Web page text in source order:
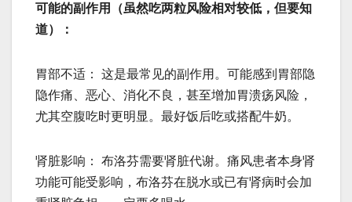
可能的副作用（虽然吃两粒风险相对较低，但要知
道）：
胃部不适： 这是最常见的副作用。可能感到胃部隐
隐作痛、恶心、消化不良，甚至增加胃溃疡风险，
尤其空腹吃时更明显。最好饭后吃或搭配牛奶。
肾脏影响： 布洛芬需要肾脏代谢。痛风患者本身肾
功能可能受影响，布洛芬在脱水或已有肾病时会加